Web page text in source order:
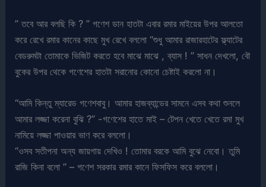
” তবে আর বলছি কি ? ” গণেশ ডান হাতটা এবার রমার মাইয়ের উপর আলতো
করে রেখে রমার কানের কাছে মুখ রেখে বললো “শুধু আমার রাজারহাটের ফ্ল্যাটের
বেডরুমটা তোমাকে ভিজিট করতে হবে মাঝে মাঝে , ব্যাস ! ” সাধন দেখলো, বৌ
বুকের উপর থেকে গণেশের হাতটা সরানোর কোনো চেষ্টাই করলো না।
“আমি কিন্তু ম্যারেড গণেশবাবু। আমার হাজব্যান্ডের সামনে এসব কথা শুনলে
আমার লজ্জা করেনা বুঝি ?” -গণেশের হাতে মাই – টেপন খেতে খেতে রমা মুখ
নামিয়ে লজ্জা পাওয়ার ভাণ করে বললো।
“ওসব সতীপনা অন্য জায়গায় দেখিও ! তোমার বরকে আমি বুঝে নেবো। তুমি
রাজি কিনা বলো ” – গণেশ সরকার রমার কানে ফিসফিস করে বললো।